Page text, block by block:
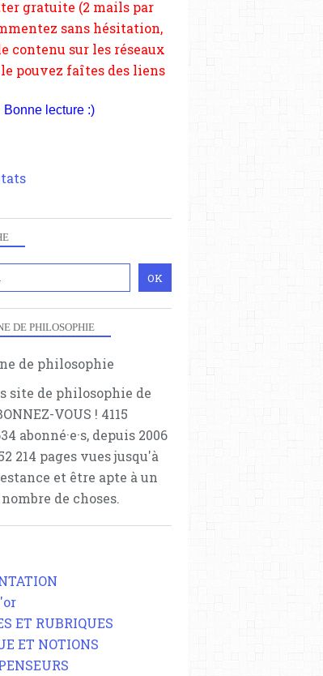
DE PHILOSOPHIE
site de philosophie de
VOUS ! 4115
abonné·e·s, depuis 2006
214 pages vues jusqu'à
et être apte à un
de choses.
ET RUBRIQUES
ET NOTIONS
votre site.
Bonne lecture :)